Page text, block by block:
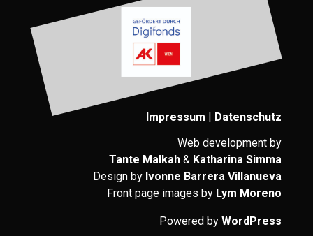
Impressum
Datenschutz
Web development by
Tante Malkah & Katharina Simma
Design by Ivonne Barrera Villanueva
Front page images by Lym Moreno
Powered byWordPress